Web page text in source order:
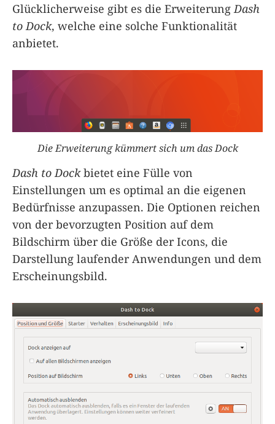
Glücklicherweise gibt es die Erweiterung Dash
to Dock, welche eine solche Funktionalität
anbietet.
Die Erweiterung kümmert sich um das Dock
Dash to Dockbietet eine Fülle von
Einstellungen um es optimal an die eigenen
Bedürfnisse anzupassen. Die Optionen reichen
von der bevorzugten Position auf dem
Bildschirm über die Größe der Icons, die
Darstellung laufender Anwendungen und dem
Erscheinungsbild.